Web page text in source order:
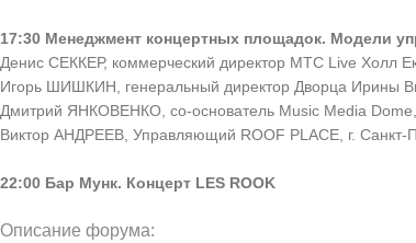
17:30 Менеджмент концертных площадок. Модели
Денис СЕККЕР, коммерческий директор МТС Live Холл
Игорь ШИШКИН, генеральный директор Дворца Ирины
Дмитрий ЯНКОВЕНКО, со-основатель Music Media
Виктор АНДРЕЕВ, Управляющий ROOF PLACE, г. Санкт-
22:00 Бар Мунк. Концерт LES ROOK
Описание форума: